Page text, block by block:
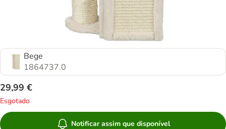
Bege
1864737.0
29,99 €
Esgotado
Notificar assim que disponível